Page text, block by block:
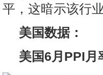
平，这暗示该行
美国数据：
美国6月PPI月